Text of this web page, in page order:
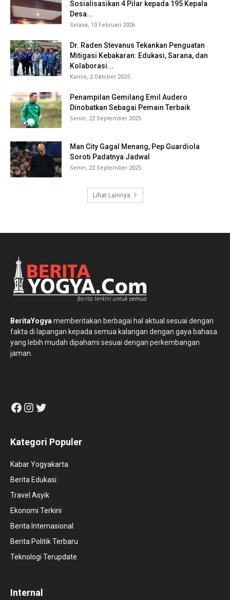
Sosialisasikan 4 Pilar kepada 195 Kepala
Desa...
Selasa, 10 Februari 2026
Dr. Raden Stevanus Tekankan Penguatan
Mitigasi Kebakaran: Edukasi, Sarana, dan
Kolaborasi...
Kamis, 2 Oktober 2025
Penampilan Gemilang Emil Audero
Dinobatkan Sebagai Pemain Terbaik
Senin, 22 September 2025
Man City Gagal Menang, Pep Guardiola
Soroti Padatnya Jadwal
Senin, 22 September 2025
Lihat Lainnya
BeritaYogya memberitakan berbagai hal aktual sesuai dengan
fakta di lapangan kepada semua kalangan dengan gaya bahasa
yang lebih mudah dipahami sesuai dengan perkembangan
jaman.
Facebook
Instagram
Twitter
Kategori Populer
Kabar Yogyakarta
Berita Edukasi
Travel Asyik
Ekonomi Terkini
Berita Internasional
Berita Politik Terbaru
Teknologi Terupdate
Internal